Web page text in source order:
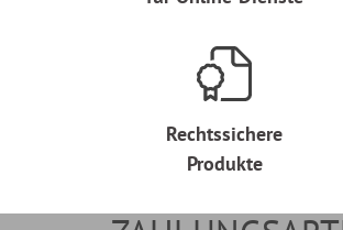
Rechtssichere
Produkte